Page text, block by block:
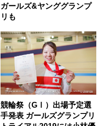
ガールズ&ヤンググランプ
リも
競輪祭（GⅠ）出場予定選
手発表 ガールズグランプリ